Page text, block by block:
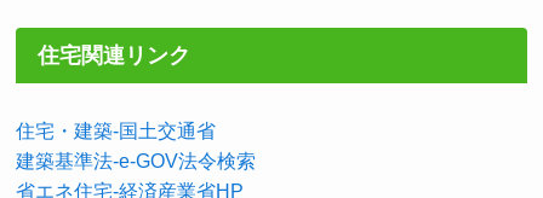
住宅関連リンク
住宅・建築-国土交通省
建築基準法-e-GOV法令検索
省エネ住宅-経済産業省HP